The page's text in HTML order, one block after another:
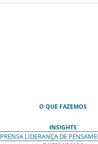
O QUE FAZEMOS
INSIGHTS
LIDERANÇA DE